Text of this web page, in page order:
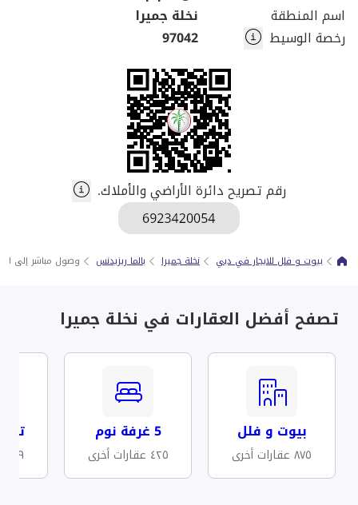
اسم المنطقة
نخلة جميرا
رخصة الوسيط
97042
رقم تصريح دائرة الأراضي والأملاك.
بيوت و فلل للايجار في دبي نخلة جميرا بالما ريزيدنس وصول مباشر إلى
تصفح أفضل العقارات في نخلة جميرا
بيوت و فلل
٨٧٥ عقارات أخرى
5 غرفة نوم
٤٢٥ عقارات أخرى ٤٨٩ عقارات أخرى